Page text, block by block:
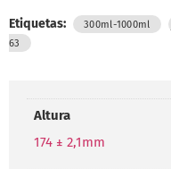
Etiquetas: 300ml-1000ml ,
63
Altura
174 ± 2,1mm